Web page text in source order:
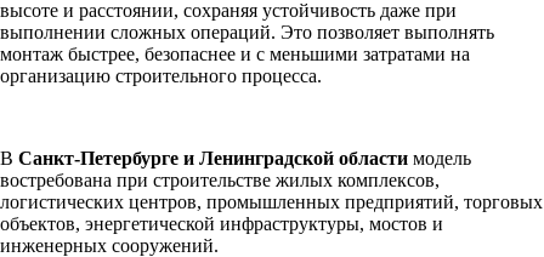
высоте и расстоянии, сохраняя устойчивость даже при
выполнении сложных операций. Это позволяет выполнять
монтаж быстрее, безопаснее и с меньшими затратами на
организацию строительного процесса.
В Санкт-Петербурге и Ленинградской области модель
востребована при строительстве жилых комплексов,
логистических центров, промышленных предприятий, торговых
объектов, энергетической инфраструктуры, мостов и
инженерных сооружений.